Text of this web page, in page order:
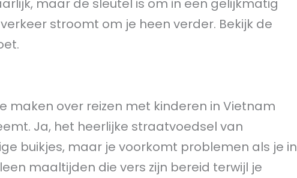
maar de sleutel is om in een gelijkmatig
stroomt om je heen verder. Bekijk de
maken over reizen met kinderen in Vietnam
Ja, het heerlijke straatvoedsel van
buikjes, maar je voorkomt problemen als je in
maaltijden die vers zijn bereid terwijl je